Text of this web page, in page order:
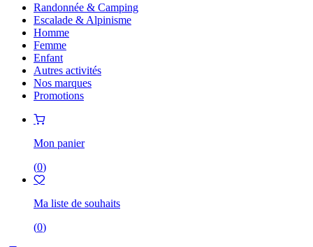
Randonnée & Camping
Escalade & Alpinisme
Homme
Femme
Enfant
Autres activités
Nos marques
Promotions
Mon panier
(0)
Ma liste de souhaits
(0)